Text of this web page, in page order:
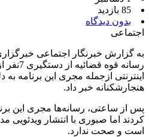
85 بازدید
بدون دیدگاه
اجتماعی
به گزارش خبرنگار اجتماعی
رسانه
اینترنتی ازجمله مجری این برنامه به
هنجارشکنانه خبر داد.
پس از ساعتی، رسانه‌ها مجری این
کردند اما صبوری با انتشار
است و صحت ندارد.